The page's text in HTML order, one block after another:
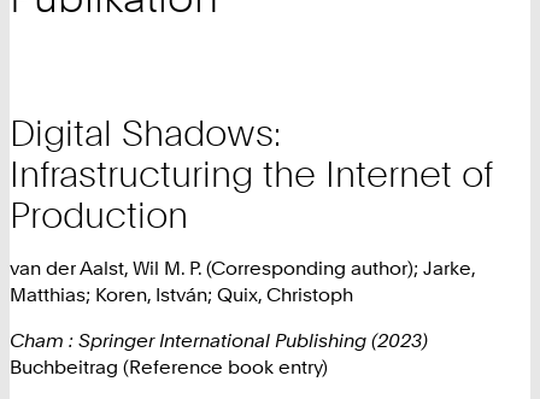
Digital Shadows:
Infrastructuring the Internet of
Production
van der Aalst, Wil M. P. (Corresponding author); Jarke,
Matthias; Koren, István; Quix, Christoph
Cham : Springer International Publishing (2023)
Buchbeitrag (Reference book entry)